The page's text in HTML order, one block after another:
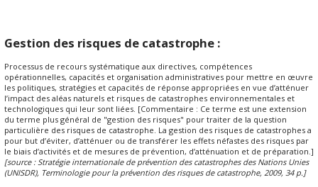
Gestion des risques de catastrophe :
Processus de recours systématique aux directives, compétences
opérationnelles, capacités et organisation administratives pour mettre en œuvre
les politiques, stratégies et capacités de réponse appropriées en vue d’atténuer
l’impact des aléas naturels et risques de catastrophes environnementales et
technologiques qui leur sont liées. [Commentaire : Ce terme est une extension
du terme plus général de "gestion des risques" pour traiter de la question
particulière des risques de catastrophe. La gestion des risques de catastrophes a
pour but d’éviter, d’atténuer ou de transférer les effets néfastes des risques par
le biais d’activités et de mesures de prévention, d’atténuation et de préparation.]
[source : Stratégie internationale de prévention des catastrophes des Nations Unies
(UNISDR), Terminologie pour la prévention des risques de catastrophe, 2009, 34 p.]